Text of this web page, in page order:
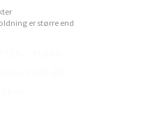
er større end